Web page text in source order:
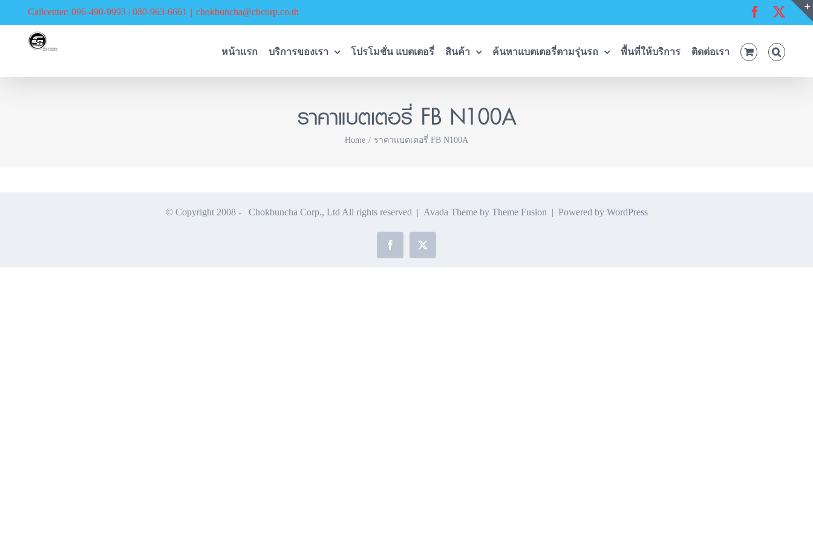
Callcenter: 096-490-9993 | 080-963-6661 | chokbuncha@cbcorp.co.th Facebook
หน้าแรก บริการของเรา โปรโมชั่น แบตเตอรี่ สินค้า ค้นหาแบตเตอรี่ตามรุ่นรถ พื้นที่ให้บริการ ติดต่อเรา
ราคาแบตเตอรี่ FB N100A
Home ราคาแบตเตอรี่ FB N100A
© Copyright 2008 - Chokbuncha Corp., Ltd All rights reserved | Avada Theme by Theme Fusion | Powered by WordPress
Facebook
X